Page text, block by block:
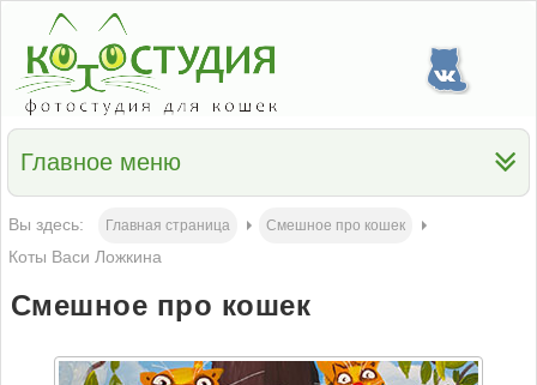
Главное меню
Вы здесь: Главная страница Смешное про кошек
Коты Васи Ложкина
Смешное про кошек